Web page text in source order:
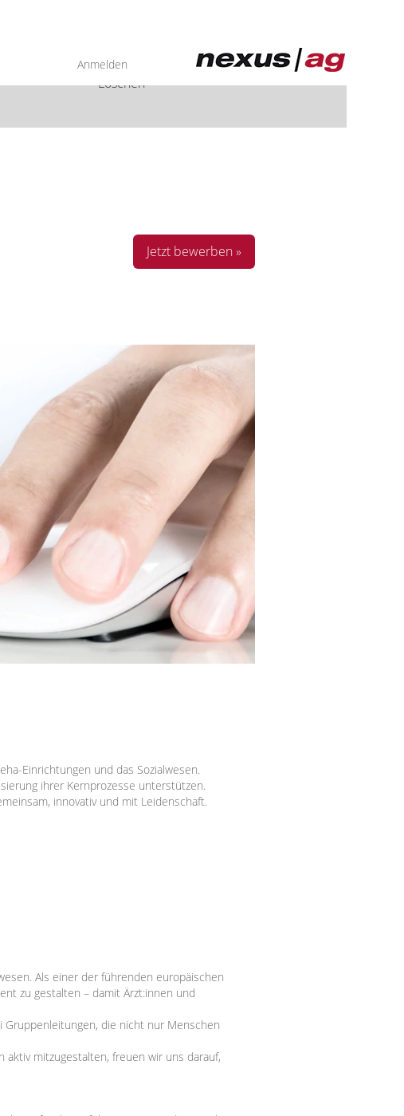
Anmelden
Löschen
Jetzt bewerben »
Einrichtungen und das Sozialwesen.
ihrer Kernprozesse unterstützen.
innovativ und mit Leidenschaft.
Als einer der führenden europäischen
zu gestalten – damit Ärzt:innen und
die nicht nur Menschen
mitzugestalten, freuen wir uns darauf,